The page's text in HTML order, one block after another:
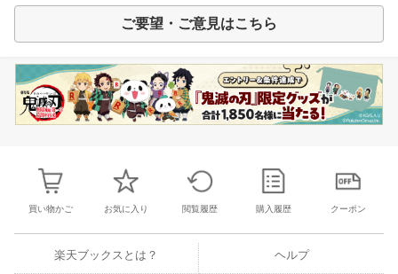
ご要望・ご意見はこちら
買い物かご お気に入り 閲覧履歴 購入履歴 クーポン
楽天ブックスとは？ ヘルプ